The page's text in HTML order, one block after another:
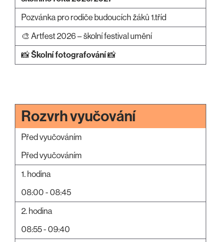
Pozvánka pro rodiče budoucích žáků 1.tříd
🎨 Artfest 2026 – školní festival umění
📸Školní fotografování📸
Rozvrh vyučování
Před vyučováním
Před vyučováním
1. hodina
08:00 - 08:45
2. hodina
08:55 - 09:40